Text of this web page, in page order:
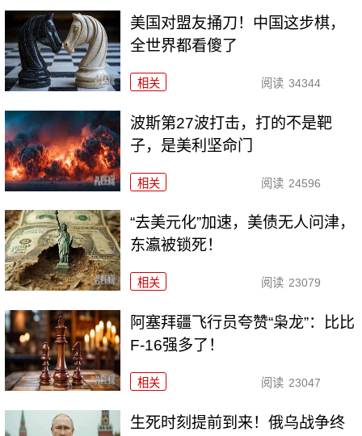
美国对盟友捅刀！中国这步棋，
全世界都看傻了
相关 阅读 34344
波斯第27波打击，打的不是靶
子，是美利坚命门
相关 阅读 24596
“去美元化”加速，美债无人问津，
东瀛被锁死！
相关 阅读 23079
阿塞拜疆飞行员夸赞“枭龙”：比比
F-16强多了！
相关 阅读 23047
生死时刻提前到来！俄乌战争终